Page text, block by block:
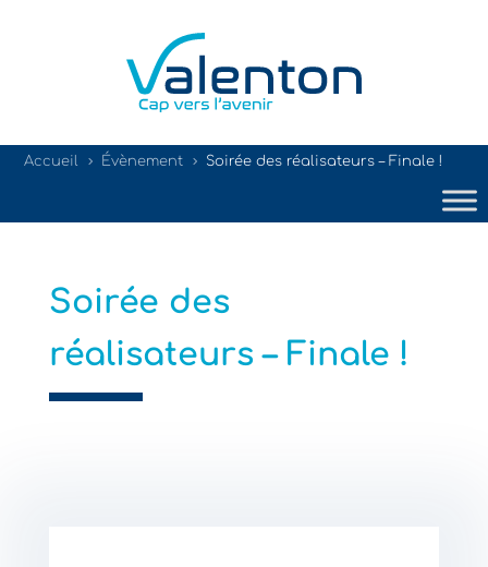
Accueil 5 Évènement 5 Soirée des réalisateurs – Finale !
Soirée des
réalisateurs – Finale !